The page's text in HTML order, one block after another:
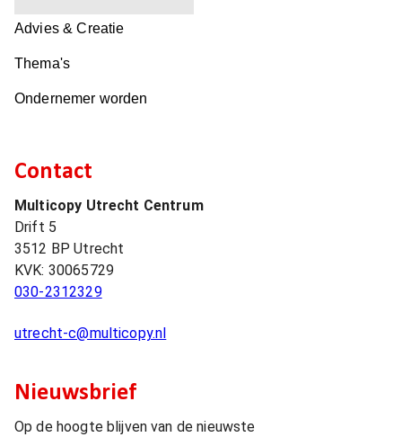
Advies & Creatie
Thema's
Ondernemer worden
Contact
Multicopy Utrecht Centrum
Drift 5
3512 BP Utrecht
KVK: 30065729
030-2312329
utrecht-c@multicopy.nl
Nieuwsbrief
Op de hoogte blijven van de nieuwste